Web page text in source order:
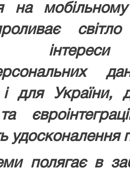
на
і для України,
удосконалення
полягає в